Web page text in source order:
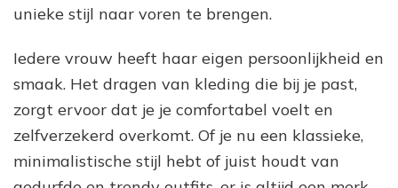
unieke stijl naar voren te brengen.
Iedere vrouw heeft haar eigen persoonlijkheid en
smaak. Het dragen van kleding die bij je past,
zorgt ervoor dat je je comfortabel voelt en
zelfverzekerd overkomt. Of je nu een klassieke,
minimalistische stijl hebt of juist houdt van